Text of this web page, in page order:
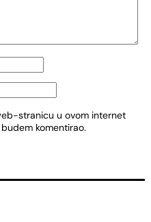
stranicu u ovom internet
komentirao.